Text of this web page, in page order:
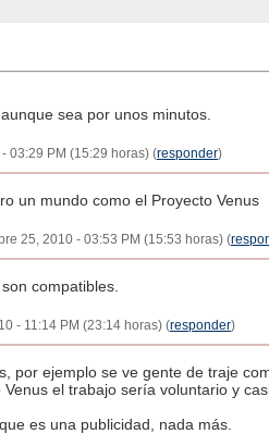
sea por unos minutos.
03:29 PM (15:29 horas) (responder)
un mundo como el Proyecto Venus
25, 2010 - 03:53 PM (15:53 horas) (
compatibles.
- 11:14 PM (23:14 horas) (responder)
por ejemplo se ve gente de traje
Venus el trabajo sería voluntario y
es una publicidad, nada más.